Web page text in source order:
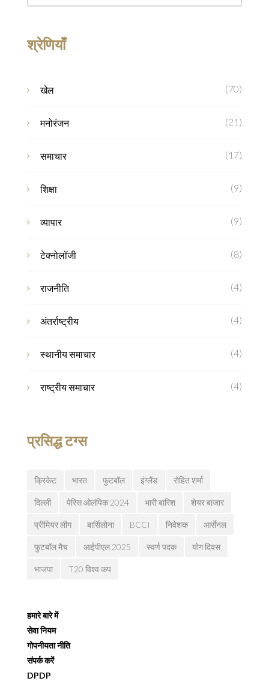
श्रेणियाँ
खेल (70)
मनोरंजन (21)
समाचार (17)
शिक्षा (9)
व्यापार (9)
टेक्नोलॉजी (8)
राजनीति (4)
अंतर्राष्ट्रीय (4)
स्थानीय समाचार (4)
राष्ट्रीय समाचार (4)
प्रसिद्ध टग्स
क्रिकेट भारत फुटबॉल इंग्लैंड रोहित शर्मा
दिल्ली पेरिस ओलंपिक 2024 भारी बारिश शेयर बाजार
प्रीमियर लीग बार्सिलोना BCCI निवेशक आर्सेनल
फुटबॉल मैच आईपीएल 2025 स्वर्ण पदक योग दिवस
भाजपा T20 विश्व कप
हमारे बारे में
सेवा नियम
गोपनीयता नीति
संपर्क करें
DPDP